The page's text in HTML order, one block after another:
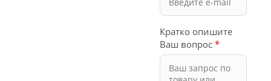
Кратко опишите
Ваш вопрос *